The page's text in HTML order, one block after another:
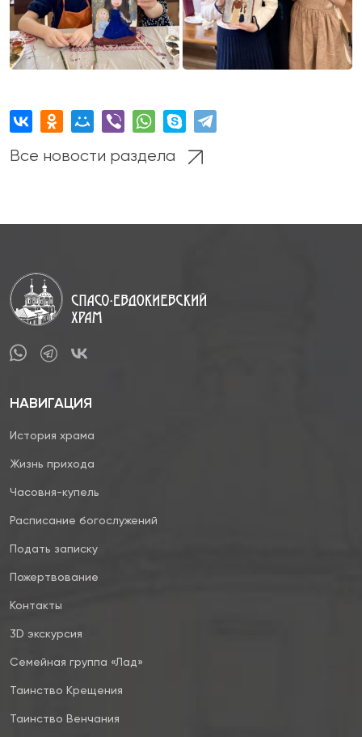
Все новости раздела
НАВИГАЦИЯ
История храма
Жизнь прихода
Часовня-купель
Расписание богослужений
Подать записку
Пожертвование
Контакты
3D экскурсия
Семейная группа «Лад»
Таинство Крещения
Таинство Венчания